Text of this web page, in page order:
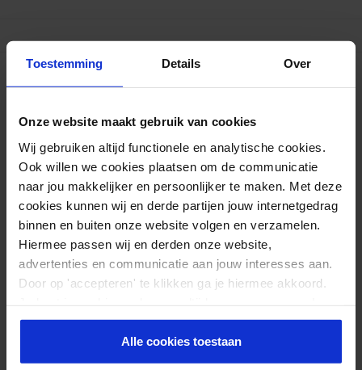
Toestemming Details Over
Onze website maakt gebruik van cookies
Wij gebruiken altijd functionele en analytische cookies.
Ook willen we cookies plaatsen om de communicatie
naar jou makkelijker en persoonlijker te maken. Met deze
cookies kunnen wij en derde partijen jouw internetgedrag
binnen en buiten onze website volgen en verzamelen.
Hiermee passen wij en derden onze website,
advertenties en communicatie aan jouw interesses aan.
Door op 'accepteren' te klikken ga je hiermee akkoord.
er meer over in onsprivacy beleid.
Alle cookies toestaan
Voedingswaarden
INGREDIËNTEN
3 plakken brood naar keuze
0,5 eetlepel olijfolie
3 eieren
3 plakjes kalkoenfilet
3 gebakken bacon strips